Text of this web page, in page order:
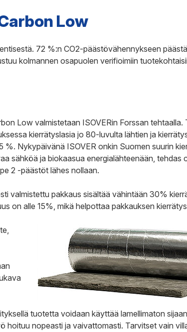
Low
72 %:n CO2-päästövähennykseen
kolmannen osapuolen verifioimiin
Low valmistetaan ISOVERin Forssan tehtaalla.
kierrätyslasia jo 80-luvulta lähtien ja
Nykypäivänä ISOVER onkin Suomen suurin
sähköä ja biokaasua energialähteenään, tehdas
2 -päästöt lähes nollaan.
valmistettu pakkaus sisältää vähintään 30%
on alle 15%, mikä helpottaa pakkauksen
tuotetta voidaan käyttää lamellimaton
hoituu nopeasti ja vaivattomasti. Tarvitset vain